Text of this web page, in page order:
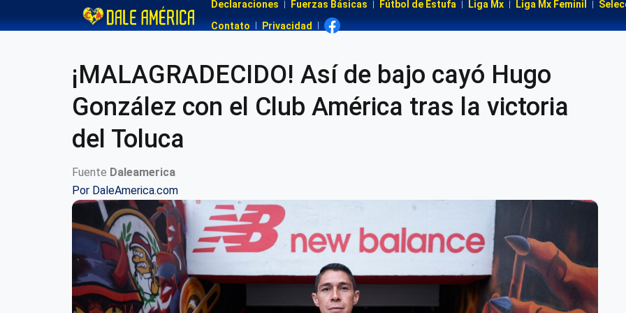
Declaraciones Fuerzas Básicas Fútbol de Estufa Liga Mx Liga Mx Feminil
Contato
Privacidad
¡MALAGRADECIDO! Así de bajo cayó Hugo
González con el Club América tras la victoria
del Toluca
Fuente Daleamerica
Por DaleAmerica.com